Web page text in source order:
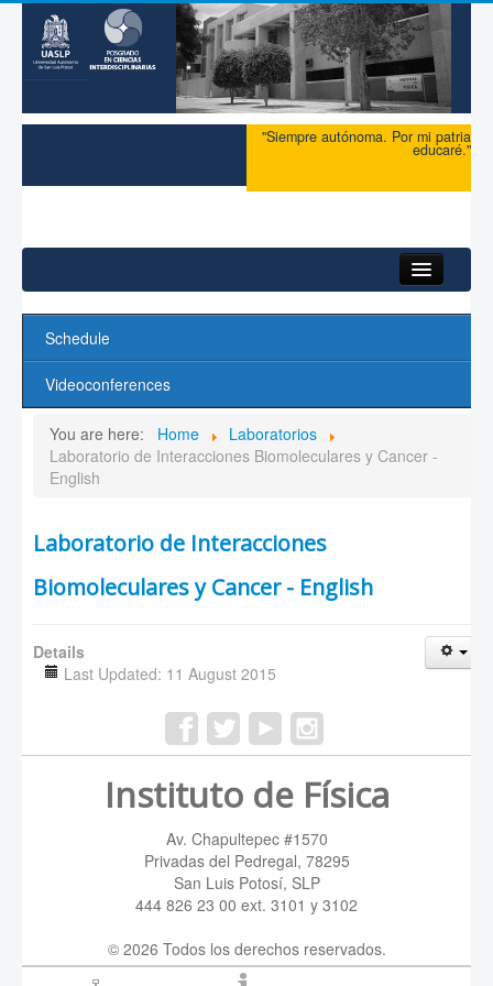
"Siempre autónoma. Por mi patria
educaré."
Research
Schedule
Videoconferences
You are here: Home
Laboratorios
Laboratorio de Interacciones Biomoleculares y Cancer -
English
Laboratorio de Interacciones
Biomoleculares y Cancer - English
Details
Last Updated: 11 August 2015
Instituto de Física
Av. Chapultepec #1570
Privadas del Pedregal, 78295
San Luis Potosí, SLP
444 826 23 00 ext. 3101 y 3102
© 2026 Todos los derechos reservados.